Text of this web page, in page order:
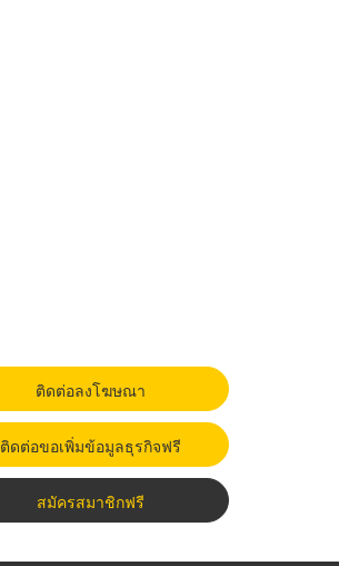
ติดต่อลงโฆษณา
ติดต่อขอเพิ่มข้อมูลธุรกิจฟรี
สมัครสมาชิกฟรี